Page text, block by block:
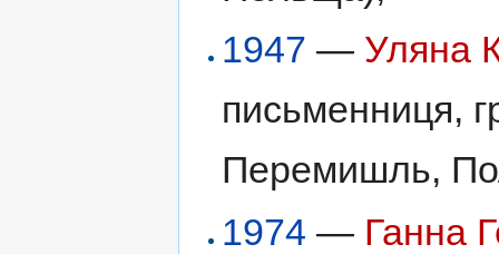
1947 — Уляна
письменниця,
Перемишль,
1974 — Ганна